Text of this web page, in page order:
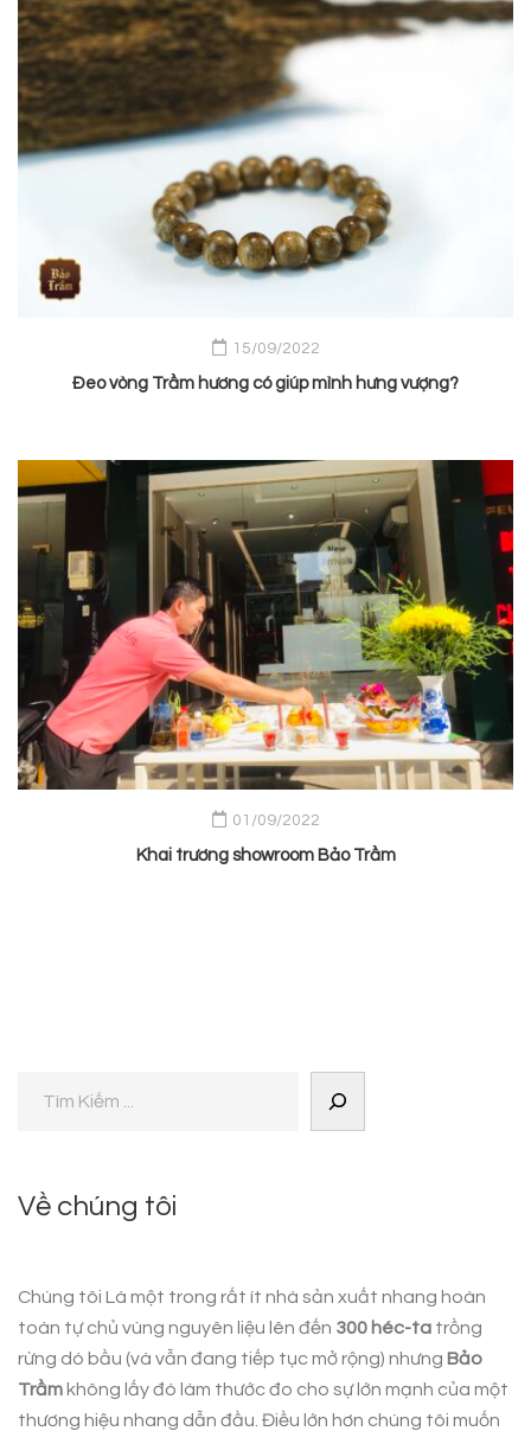
15/09/2022
Đeo vòng Trầm hương có giúp mình hưng vượng?
01/09/2022
Khai trương showroom Bảo Trầm
Về chúng tôi
Chúng tôi Là một trong rất ít nhà sản xuất nhang hoàn
toàn tự chủ vùng nguyên liệu lên đến 300 héc-ta trồng
rừng dó bầu (và vẫn đang tiếp tục mở rộng) nhưng Bảo
Trầm không lấy đó làm thước đo cho sự lớn mạnh của một
thương hiệu nhang dẫn đầu. Điều lớn hơn chúng tôi muốn